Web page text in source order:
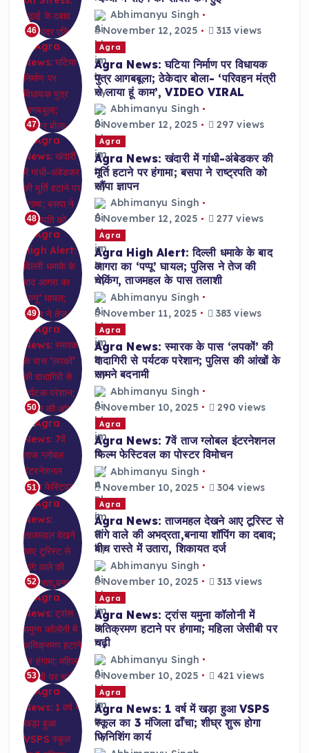
46
Abhimanyu Singh
November 12, 2025
313 views
47
Agra
Agra News: घटिया निर्माण पर विधायक
पुत्र आगबबूला; ठेकेदार बोला- ‘परिवहन मंत्री
से लाया हूं काम’, VIDEO VIRAL
Abhimanyu Singh
November 12, 2025
297 views
48
Agra
Agra News: खंदारी में गांधी-अंबेडकर की
मूर्ति हटाने पर हंगामा; बसपा ने राष्ट्रपति को
सौंपा ज्ञापन
Abhimanyu Singh
November 12, 2025
277 views
49
Agra
Agra High Alert: दिल्ली धमाके के बाद
आगरा का ‘पप्पू’ घायल; पुलिस ने तेज की
चेकिंग, ताजमहल के पास तलाशी
Abhimanyu Singh
November 11, 2025
383 views
50
Agra
Agra News: स्मारक के पास ‘लपकों’ की
दादागिरी से पर्यटक परेशान; पुलिस की आंखों के
सामने बदनामी
Abhimanyu Singh
November 10, 2025
290 views
51
Agra
Agra News: 7वें ताज ग्लोबल इंटरनेशनल
फिल्म फेस्टिवल का पोस्टर विमोचन
Abhimanyu Singh
November 10, 2025
304 views
52
Agra
Agra News: ताजमहल देखने आए टूरिस्ट से
तांगे वाले की अभद्रता,बनाया शॉपिंग का दबाव;
बीच रास्ते में उतारा, शिकायत दर्ज
Abhimanyu Singh
November 10, 2025
313 views
53
Agra
Agra News: ट्रांस यमुना कॉलोनी में
अतिक्रमण हटाने पर हंगामा; महिला जेसीबी पर
चढ़ी
Abhimanyu Singh
November 10, 2025
421 views
Agra
Agra News: 1 वर्ष में खड़ा हुआ VSPS
स्कूल का 3 मंजिला ढाँचा; शीघ्र शुरू होगा
फिनिशिंग कार्य